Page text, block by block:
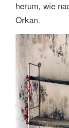
herum, wie
Orkan.